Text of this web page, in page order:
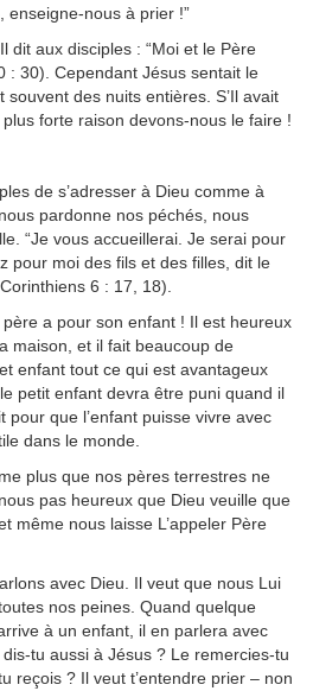
enseigne-nous à prier !”
dit aux disciples : “Moi et le Père
: 30). Cependant Jésus sentait le
des nuits entières. S’Il avait
forte raison devons-nous le faire !
de s’adresser à Dieu comme à
pardonne nos péchés, nous
“Je vous accueillerai. Je serai pour
pour moi des fils et des filles, dit le
6 : 17, 18).
a pour son enfant ! Il est heureux
maison, et il fait beaucoup de
enfant tout ce qui est avantageux
petit enfant devra être puni quand il
pour que l’enfant puisse vivre avec
dans le monde.
plus que nos pères terrestres ne
pas heureux que Dieu veuille que
même nous laisse L’appeler Père
avec Dieu. Il veut que nous Lui
nos peines. Quand quelque
à un enfant, il en parlera avec
tu aussi à Jésus ? Le remercies-tu
reçois ? Il veut t’entendre prier – non